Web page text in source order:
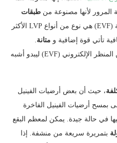
المرور لأنها مصنوعة من طبقات
الهندسية (EVF) هي نوع من أنواع LVP الأكثر
تأتي قوة إضافية و متانة.
بالإضافة إلى ذلك ، تم تصميم معين المنظر الإلكتروني (EVF) ليبدو أشبه
، حيث أن بعض أرضيات الفينيل
بمسح أرضيات الفينيل الفاخرة
في حالة جيدة. يمكن لمعظم البقع
بتمريرة سريعة من منشفة. إذا